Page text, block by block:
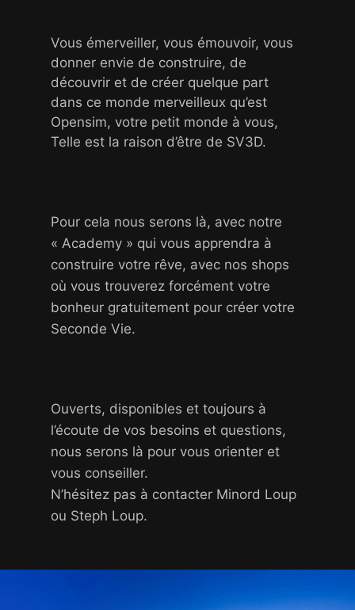
Vous émerveiller, vous émouvoir, vous
donner envie de construire, de
découvrir et de créer quelque part
dans ce monde merveilleux qu’est
Opensim, votre petit monde à vous,
Telle est la raison d’être de SV3D.
Pour cela nous serons là, avec notre
« Academy » qui vous apprendra à
construire votre rêve, avec nos shops
où vous trouverez forcément votre
bonheur gratuitement pour créer votre
Seconde Vie.
Ouverts, disponibles et toujours à
l’écoute de vos besoins et questions,
nous serons là pour vous orienter et
vous conseiller.
N’hésitez pas à contacter Minord Loup
ou Steph Loup.